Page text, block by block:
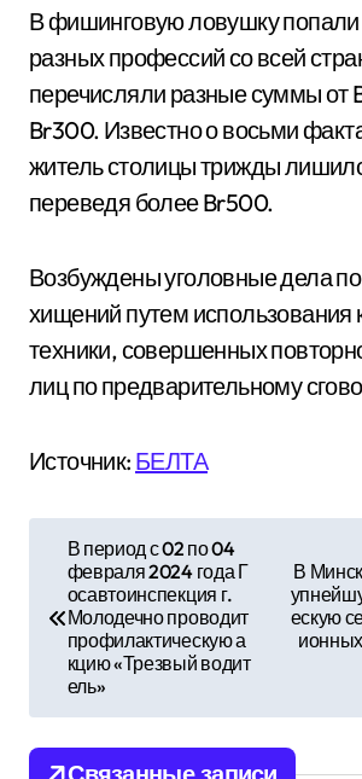
В фишинговую ловушку
разных профессий со всей
перечисляли разные суммы от
Br300. Известно о восьми
житель столицы трижды
переведя более Br500.
Возбуждены уголовные дела
хищений путем
техники, совершенных
лиц по предварительному
Источник: БЕЛТА
г
В период с 02 по 04
февраля 2024 года Г
осавтоинспекция г.
Молодечно проводит
профилактическую а
кцию «Трезвый водит
ель»
В
ескую